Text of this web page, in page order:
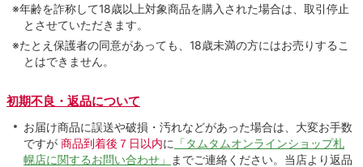
※年齢を詐称して18歳以上対象商品を購入された場合は、取引停止
とさせていただきます。
※たとえ保護者の同意があっても、18歳未満の方にはお売りするこ
とはできません。
初期不良・返品について
お届け商品に誤送や破損・汚れなどがあった場合は、大変お手数
ですが 商品到着後７日以内に 「タムタムオンラインショップ札
幌店に関するお問い合わせ」
までご連絡ください。当店より返品